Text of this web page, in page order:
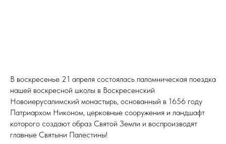
В воскресенье 21 апреля состоялась паломническая поездка
нашей воскресной школы в Воскресенский
Новоиерусалимский монастырь, основанный в 1656 году
Патриархом Никоном, церковные сооружения и ландшафт
которого создают образ Святой Земли и воспроизводят
главные Святыни Палестины!